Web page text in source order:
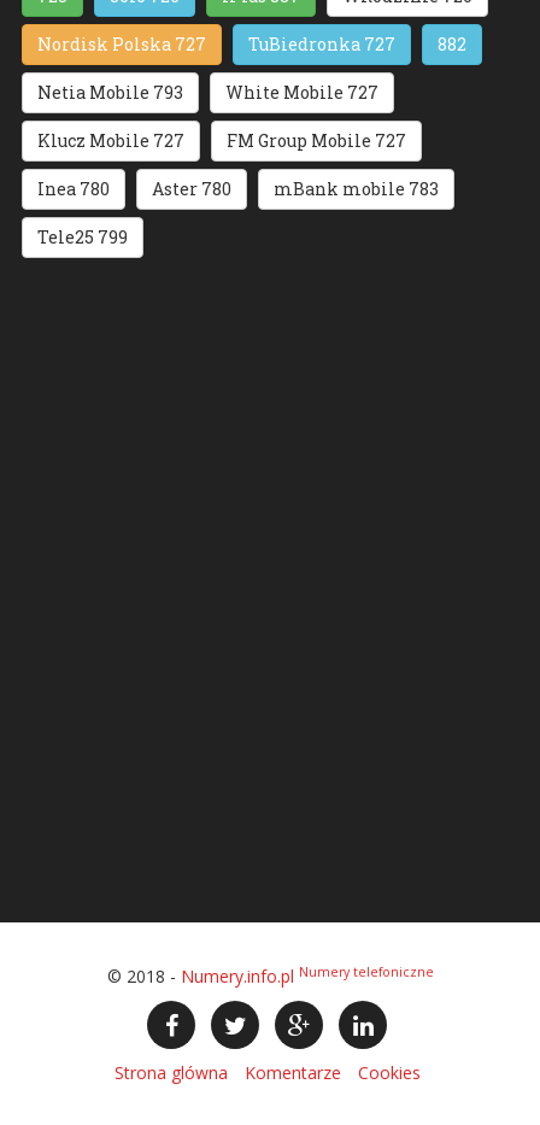
Nordisk Polska 727 TuBiedronka 727 882
Netia Mobile 793 White Mobile 727
Klucz Mobile 727 FM Group Mobile 727
Inea 780 Aster 780 mBank mobile 783
Tele25 799
© 2018 - Numery.info.pl Numery telefoniczne
Strona glówna Komentarze Cookies